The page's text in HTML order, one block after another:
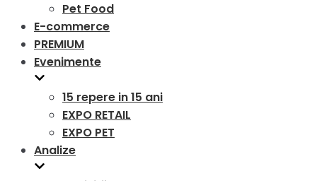
Pet Food
E-commerce
PREMIUM
Evenimente
15 repere in 15 ani
EXPO RETAIL
EXPO PET
Analize